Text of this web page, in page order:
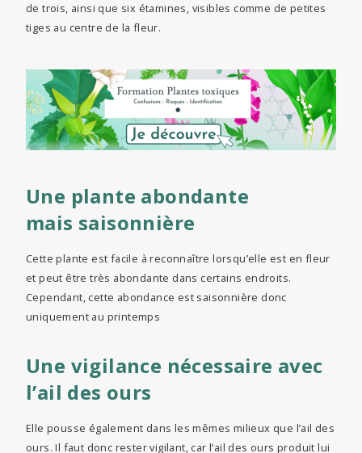
de trois, ainsi que six étamines, visibles comme de petites
tiges au centre de la fleur.
Une plante abondante
mais saisonnière
Cette plante est facile à reconnaître lorsqu’elle est en fleur
et peut être très abondante dans certains endroits.
Cependant, cette abondance est saisonnière donc
uniquement au printemps
Une vigilance nécessaire avec
l’ail des ours
Elle pousse également dans les mêmes milieux que l’ail des
ours. Il faut donc rester vigilant, car l’ail des ours produit lui